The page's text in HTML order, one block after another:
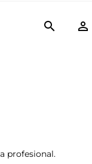
 
profesional.